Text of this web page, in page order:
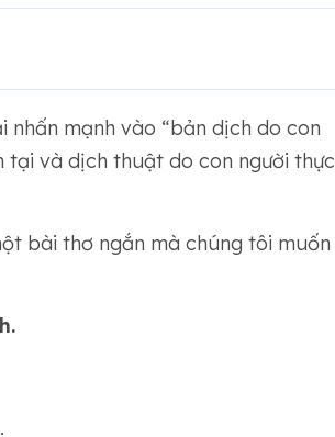
nhấn mạnh vào “bản dịch do con
tại và dịch thuật do con người thực
bài thơ ngắn mà chúng tôi muốn